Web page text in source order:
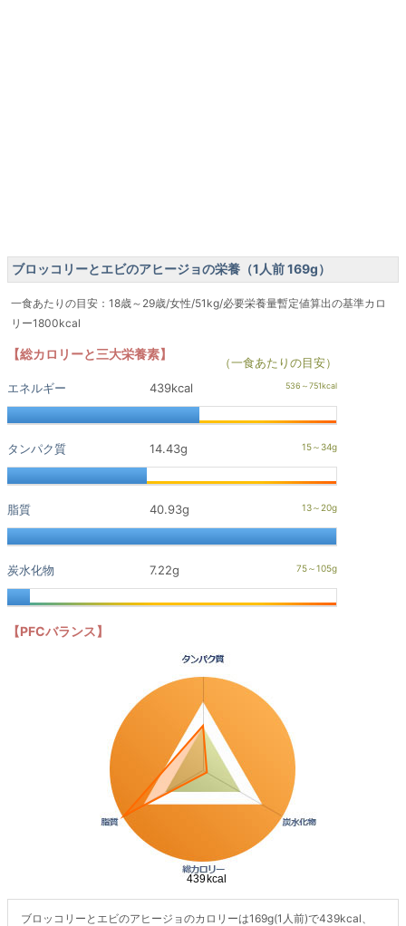
ブロッコリーとエビのアヒージョの栄養（1人前 169g）
一食あたりの目安：18歳～29歳/女性/51kg/必要栄養量暫定値算出の基準カロ
リー1800kcal
【総カロリーと三大栄養素】
（一食あたりの目安）
エネルギー
439kcal
タンパク質 14.43g
脂質 40.93g
炭水化物 7.22g
【PFCバランス】
ブロッコリーとエビのアヒージョのカロリーは169g(1人前)で439kcal、